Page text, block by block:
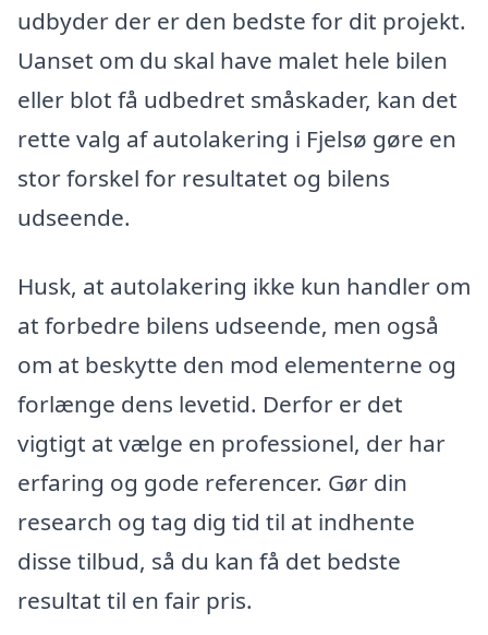
udbyder der er den bedste for dit projekt.
Uanset om du skal have malet hele bilen
eller blot få udbedret småskader, kan det
rette valg af autolakering i Fjelsø gøre en
stor forskel for resultatet og bilens
udseende.
Husk, at autolakering ikke kun handler om
at forbedre bilens udseende, men også
om at beskytte den mod elementerne og
forlænge dens levetid. Derfor er det
vigtigt at vælge en professionel, der har
erfaring og gode referencer. Gør din
research og tag dig tid til at indhente
disse tilbud, så du kan få det bedste
resultat til en fair pris.